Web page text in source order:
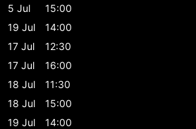
5 Jul
15:00
19 Jul
14:00
17 Jul
12:30
17 Jul
16:00
18 Jul
11:30
18 Jul
15:00
19 Jul
14:00